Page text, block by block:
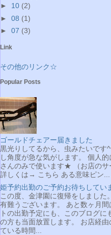
► 10 (2)
► 08 (1)
► 07 (3)
Link
その他のリンク☆
Popular Posts
ゴールドチェアー届きました
黒光りしてるから、虫みたいです
し角度が急な気がします。 個人
さんのみで使います★ （お店の
詳しくは→ こちら ある意味ピン...
姫予約出勤のご予約お待ちしてい
この度、金津園に復帰をしました
有難うございます。 あと数ヶ月
トの出勤予定にも、このブログ
の方も当面放置します。 お店経
ている時間...